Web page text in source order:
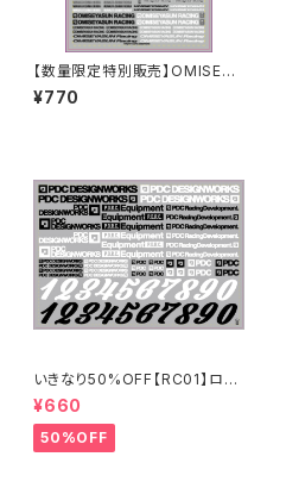
【数量限定特別販売】OMISEYA
SUN [ ORT ]ステッカーシート
¥770
いきなり50%OFF【RC01】ロゴ
ステッカー2024
¥660
50%OFF